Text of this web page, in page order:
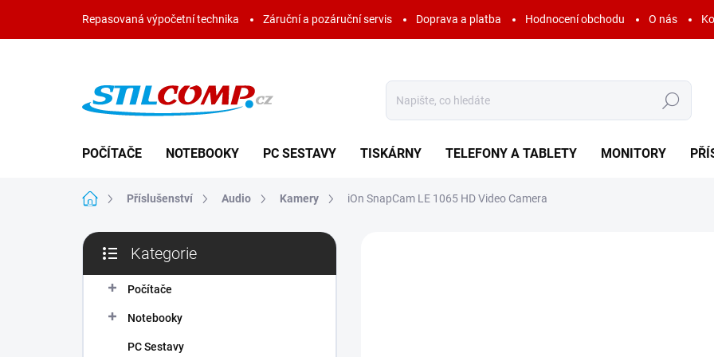
obsah
Repasovaná výpočetní technika Záruční a pozáruční servis Doprava a platba Hodnocení obchodu O nás
Hledat
POČÍTAČE NOTEBOOKY PC SESTAVY TISKÁRNY TELEFONY A TABLETY MONITORY
Domů Příslušenství Audio Kamery iOn SnapCam LE 1065 HD Video Camera
P
s
kategorie
Kategorie
Počítače
Notebooky
PC Sestavy